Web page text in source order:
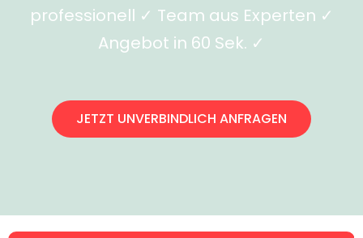
professionell ✓ Team aus Experten ✓
Angebot in 60 Sek. ✓
JETZT UNVERBINDLICH ANFRAGEN